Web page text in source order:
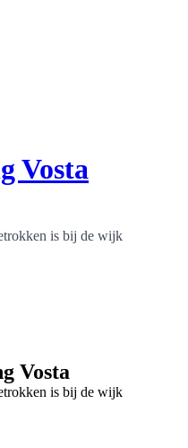
Vosta
is bij de wijk
Vosta
is bij de wijk